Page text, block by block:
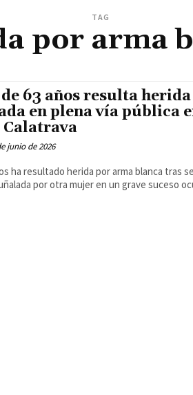
TAG
por arma
63 años resulta
en plena vía pública
Calatrava
junio de 2026
ha resultado herida por arma blanca tras
por otra mujer en un grave suceso